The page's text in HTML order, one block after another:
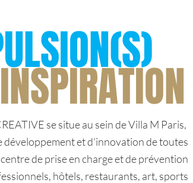
INSPIRATION
se situe au sein de Villa M Paris,
développement et d'innovation de toutes
centre de prise en charge et de prévention
hôtels, restaurants, art, sports